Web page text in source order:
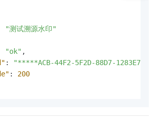
"测试溯源水印"
"ok" ,
:
"*****ACB-44F2-5F2D-88D7-
:
200